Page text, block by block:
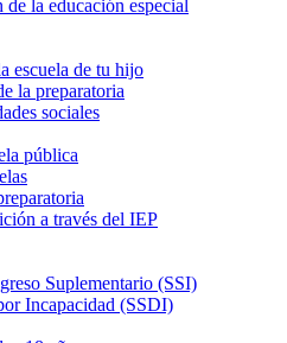
la educación especial
escuela de tu hijo
la preparatoria
sociales
pública
a través del IEP
Suplementario (SSI)
Incapacidad (SSDI)